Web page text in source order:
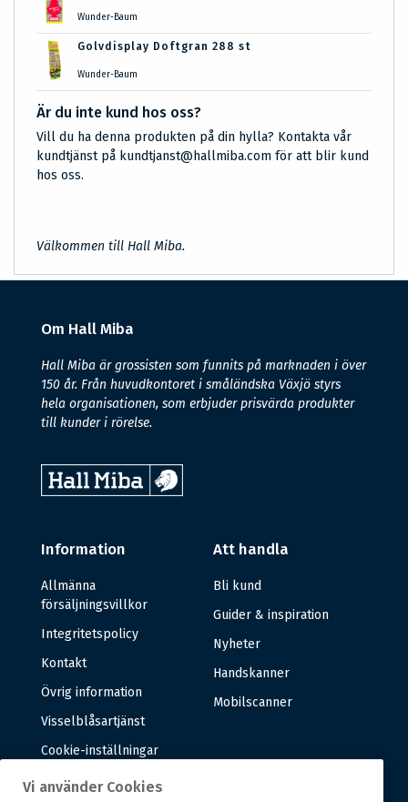
Wunder-Baum
Golvdisplay Doftgran 288 st
Wunder-Baum
Är du inte kund hos oss?
Vill du ha denna produkten på din hylla? Kontakta vår
kundtjänst på kundtjanst@hallmiba.com för att blir kund
hos oss.
Välkommen till Hall Miba.
Om Hall Miba
Hall Miba är grossisten som funnits på marknaden i över
150 år. Från huvudkontoret i småländska Växjö styrs
hela organisationen, som erbjuder prisvärda produkter
till kunder i rörelse.
Information
Allmänna
försäljningsvillkor
Integritetspolicy
Kontakt
Övrig information
Visselblåsartjänst
Cookie-inställningar
Att handla
Bli kund
Guider & inspiration
Nyheter
Handskanner
Mobilscanner
Vi använder Cookies